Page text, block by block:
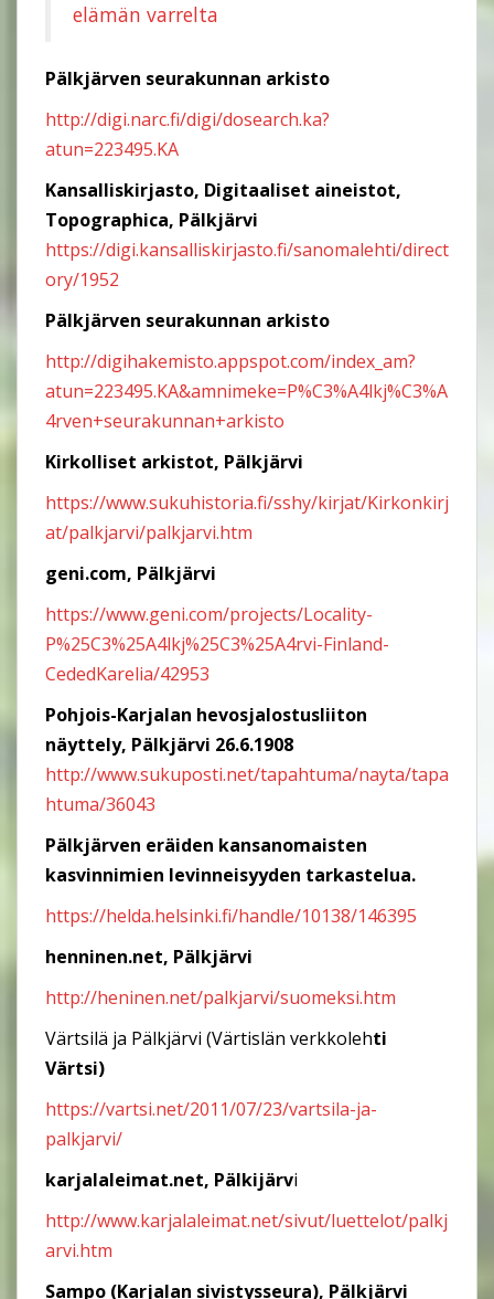
elämän varrelta
Pälkjärven seurakunnan arkisto
http://digi.narc.fi/digi/dosearch.ka?
atun=223495.KA
Kansalliskirjasto, Digitaaliset aineistot,
Topographica, Pälkjärvi
https://digi.kansalliskirjasto.fi/sanomalehti/direct
ory/1952
Pälkjärven seurakunnan arkisto
http://digihakemisto.appspot.com/index_am?
atun=223495.KA&amnimeke=P%C3%A4lkj%C3%A
4rven+seurakunnan+arkisto
Kirkolliset arkistot, Pälkjärvi
https://www.sukuhistoria.fi/sshy/kirjat/Kirkonkirj
at/palkjarvi/palkjarvi.htm
geni.com, Pälkjärvi
https://www.geni.com/projects/Locality-
P%25C3%25A4lkj%25C3%25A4rvi-Finland-
CededKarelia/42953
Pohjois-Karjalan hevosjalostusliiton
näyttely, Pälkjärvi 26.6.1908
http://www.sukuposti.net/tapahtuma/nayta/tapa
htuma/36043
Pälkjärven eräiden kansanomaisten
kasvinnimien levinneisyyden tarkastelua.
https://helda.helsinki.fi/handle/10138/146395
henninen.net, Pälkjärvi
http://heninen.net/palkjarvi/suomeksi.htm
Värtsilä ja Pälkjärvi (Värtislän verkkolehti
Värtsi)
https://vartsi.net/2011/07/23/vartsila-ja-
palkjarvi/
karjalaleimat.net, Pälkijärvi
http://www.karjalaleimat.net/sivut/luettelot/palkj
arvi.htm
Sampo (Karjalan sivistysseura), Pälkjärvi